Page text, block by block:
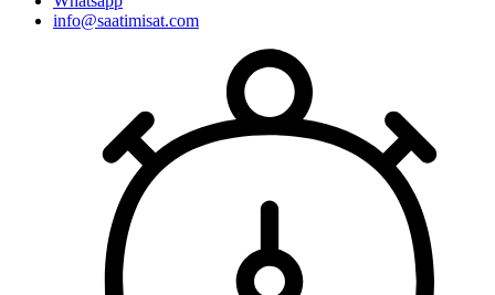
info@saatimisat.com